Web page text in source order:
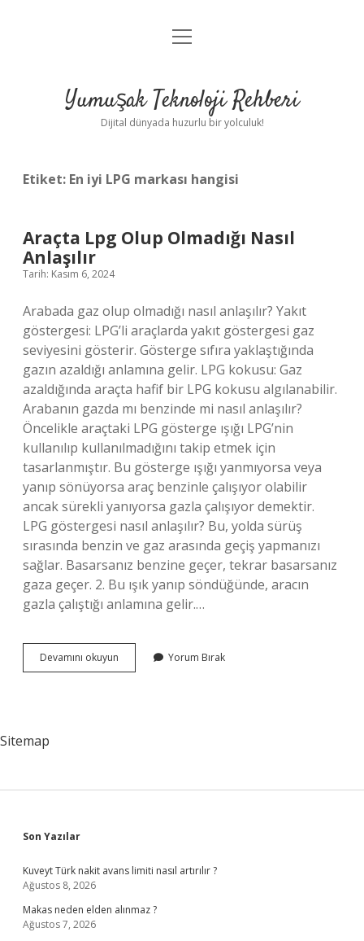
Anasayfa
Yasal Uyarı
menüyü
Yumuşak Teknoloji Rehberi
Dijital dünyada huzurlu bir yolculuk!
Etiket: En iyi LPG markası hangisi
Araçta Lpg Olup Olmadığı Nasıl
Anlaşılır
Tarih: Kasım 6, 2024
Arabada gaz olup olmadığı nasıl anlaşılır? Yakıt
göstergesi: LPG’li araçlarda yakıt göstergesi gaz
seviyesini gösterir. Gösterge sıfıra yaklaştığında
gazın azaldığı anlamına gelir. LPG kokusu: Gaz
azaldığında araçta hafif bir LPG kokusu algılanabilir.
Arabanın gazda mı benzinde mi nasıl anlaşılır?
Öncelikle araçtaki LPG gösterge ışığı LPG’nin
kullanılıp kullanılmadığını takip etmek için
tasarlanmıştır. Bu gösterge ışığı yanmıyorsa veya
yanıp sönüyorsa araç benzinle çalışıyor olabilir
ancak sürekli yanıyorsa gazla çalışıyor demektir.
LPG göstergesi nasıl anlaşılır? Bu, yolda sürüş
sırasında benzin ve gaz arasında geçiş yapmanızı
sağlar. Basarsanız benzine geçer, tekrar basarsanız
gaza geçer. 2. Bu ışık yanıp söndüğünde, aracın
gazla çalıştığı anlamına gelir.…
Devamını okuyun
Lpg
Yorum Bırak
Sitemap
Sidebar
Son Yazılar
Kuveyt Türk nakit avans limiti nasıl artırılır ?
Ağustos 8, 2026
Makas neden elden alınmaz ?
Ağustos 7, 2026